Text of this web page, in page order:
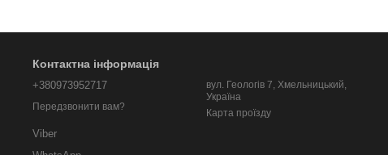
Контактна інформація
+380973952717
Передзвонити вам?
Viber
вул. Геологів 7, Хмельницький,
Україна
Карта проїзду